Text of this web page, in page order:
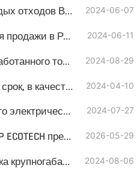
Завод по сортировке твердых отходов Введение 2024-06-07
Измельчитель отходов для продажи в Россияи всей Европа 2024-06-11
Система переработки отработанного топлива цементного завода 2024-08-29
Шины, отслужившие свой срок, в качестве альтернативного топлива(TDF) для цементных печей 2024-04-10
Переработка отработанного электрического и электронного оборудования (WEEE) 2024-07-27
Переработка шин TBR? GEP ECOTECH предлагает комплексное и прибыльное решение 2026-05-29
Измельчение и переработка крупногабаритных отходов 2024-08-06